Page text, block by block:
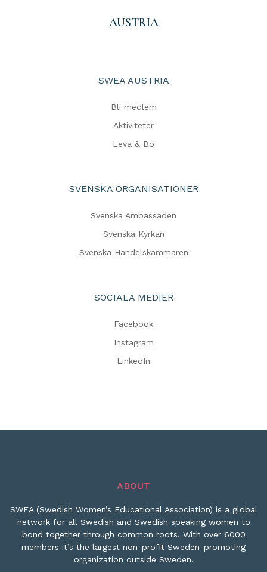
AUSTRIA
SWEA AUSTRIA
Bli medlem
Aktiviteter
Leva & Bo
SVENSKA ORGANISATIONER
Svenska Ambassaden
Svenska Kyrkan
Svenska Handelskammaren
SOCIALA MEDIER
Facebook
Instagram
LinkedIn
ABOUT
SWEA (Swedish Women’s Educational Association) is a global
network for all Swedish and Swedish speaking women to
bond together through common roots. With over 6000
members it’s the largest non-profit Sweden-promoting
organization outside Sweden.